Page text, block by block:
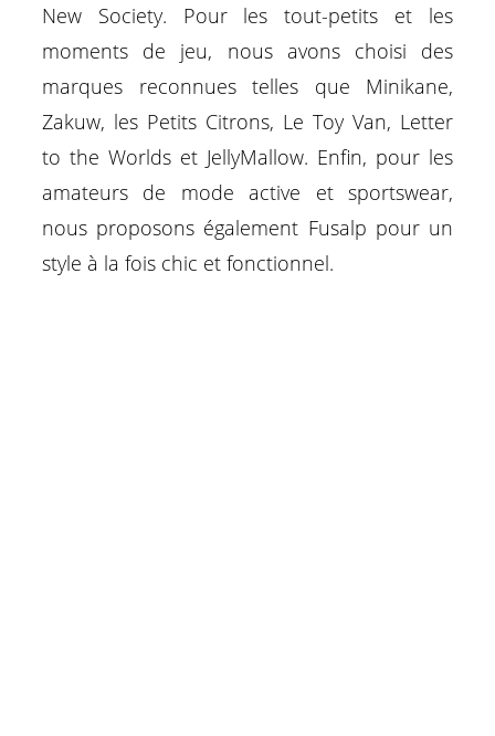
New Society. Pour les tout-petits et les
moments de jeu, nous avons choisi des
marques reconnues telles que Minikane,
Zakuw, les Petits Citrons, Le Toy Van, Letter
to the Worlds et JellyMallow. Enfin, pour les
amateurs de mode active et sportswear,
nous proposons également Fusalp pour un
style à la fois chic et fonctionnel.